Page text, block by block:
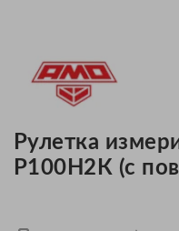
Рулетка
Р100Н2К (с